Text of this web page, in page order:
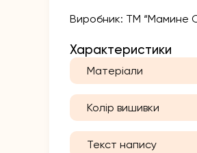
Виробник: ТМ “Мамине
Характеристики
Матеріали
Колір вишивки
Текст напису